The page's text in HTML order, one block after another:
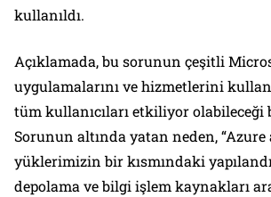
kullanıldı.
Açıklamada, bu sorunun çeşitli
uygulamalarını ve hizmetlerini
tüm kullanıcıları etkiliyor
Sorunun altında yatan neden,
yüklerimizin bir kısmındaki
depolama ve bilgi işlem kaynakları